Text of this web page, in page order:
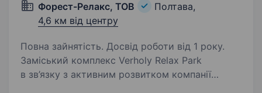
Форест-Релакс, ТОВ
Полтава,
4,6 км від центру
Повна зайнятість. Досвід роботи від 1 року.
Заміський комплекс Verholy Relax Park
в зв’язку з активним розвитком компанії